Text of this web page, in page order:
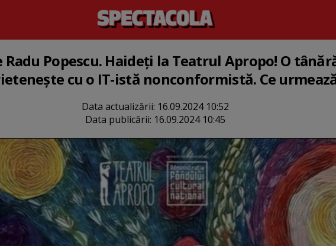
Popescu. Haideți la Teatrul Apropo! O
cu o IT-istă nonconformistă. Ce
Data actualizării: 16.09.2024 10:52
Data publicării: 16.09.2024 10:45